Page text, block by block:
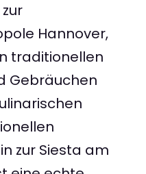
Hannover,
traditionellen
Gebräuchen
zur Siesta am